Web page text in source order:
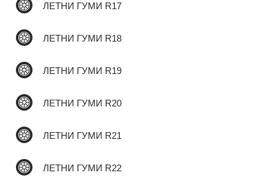
ЛЕТНИ ГУМИ R17
ЛЕТНИ ГУМИ R18
ЛЕТНИ ГУМИ R19
ЛЕТНИ ГУМИ R20
ЛЕТНИ ГУМИ R21
ЛЕТНИ ГУМИ R22